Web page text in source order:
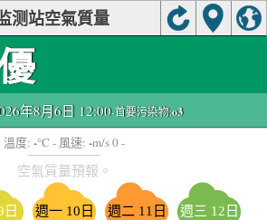
测站空氣質量
年8月6日 12:00-首要污染物:o3
溫度: -°C - 風速: -m/s 0 -
空氣質量預報。
日 週一 10日 週二 11日 週三 12日